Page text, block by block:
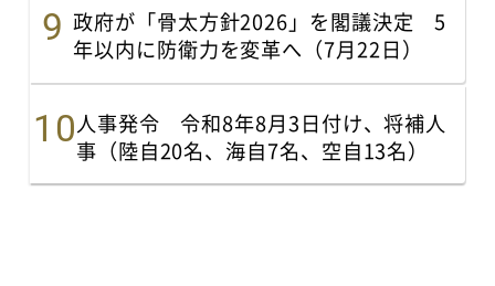
政府が「骨太方針2026」を閣議決定 5
年以内に防衛力を変革へ（7月22日）
人事発令 令和8年8月3日付け、将補人
事（陸自20名、海自7名、空自13名）